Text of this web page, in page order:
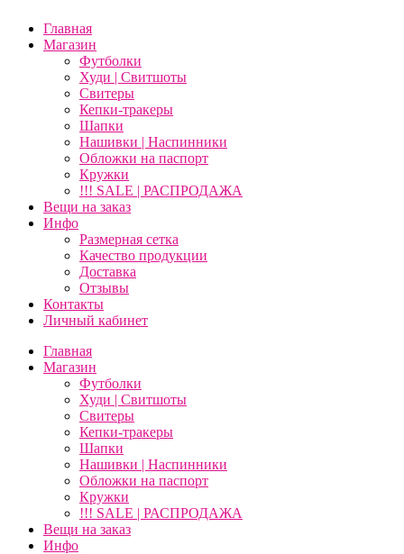
Главная
Магазин
Футболки
Худи | Свитшоты
Свитеры
Кепки-тракеры
Шапки
Нашивки | Наспинники
Обложки на паспорт
Кружки
!!! SALE | РАСПРОДАЖА
Вещи на заказ
Инфо
Размерная сетка
Качество продукции
Доставка
Отзывы
Контакты
Личный кабинет
Главная
Магазин
Футболки
Худи | Свитшоты
Свитеры
Кепки-тракеры
Шапки
Нашивки | Наспинники
Обложки на паспорт
Кружки
!!! SALE | РАСПРОДАЖА
Вещи на заказ
Инфо